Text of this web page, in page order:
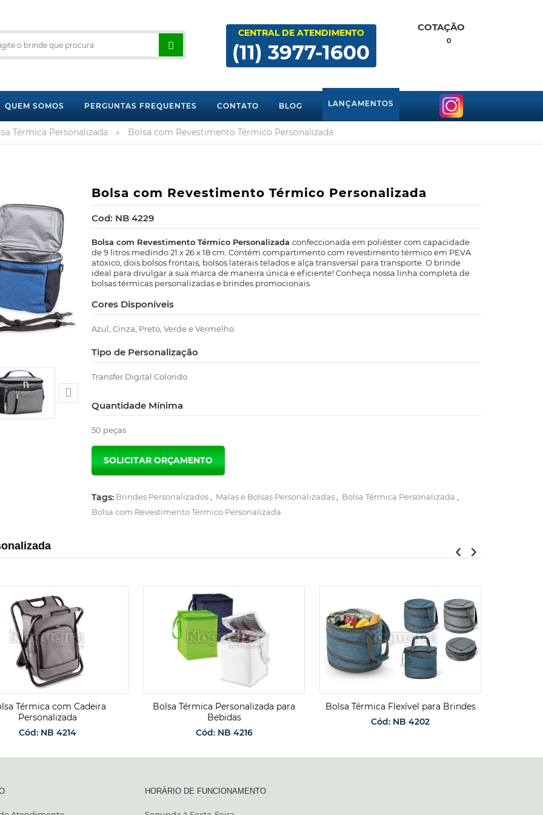
CENTRAL DE ATENDIMENTO
(11) 3977-1600
COTAÇÃO
0
QUEM SOMOS PERGUNTAS FREQUENTES CONTATO BLOG LANÇAMENTOS
Térmica Personalizada » Bolsa com Revestimento Térmico Personalizada

Bolsa com Revestimento Térmico Personalizada
Cod: NB 4229
Bolsa com Revestimento Térmico Personalizada confeccionada em poliéster com capacidade
de 9 litros medindo 21 x 26 x 18 cm. Contém compartimento com revestimento térmico em PEVA
atóxico, dois bolsos frontais, bolsos laterais telados e alça transversal para transporte. O brinde
ideal para divulgar a sua marca de maneira única e eficiente! Conheça nossa linha completa de
bolsas térmicas personalizadas e brindes promocionais.
Cores Disponíveis
Azul, Cinza, Preto, Verde e Vermelho.
Tipo de Personalização
Transfer Digital Colorido
Quantidade Mínima
50 peças
Tags: Brindes Personalizados Malas e Bolsas Personalizadas Bolsa Térmica Personalizada
Bolsa com Revestimento Térmico Personalizada
Térmica com Cadeira
Personalizada
Cód: NB 4214
Bolsa Térmica Personalizada para
Bebidas
Cód: NB 4216
Bolsa Térmica Flexível para Brindes
Cód: NB 4202
SOLICITAR ORÇAMENTO
‹ ›
HORÁRIO DE FUNCIONAMENTO